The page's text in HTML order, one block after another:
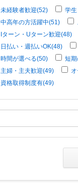
未経験者歓迎(52)
学
中高年の方活躍中(51)
Iターン・Uターン歓迎(48)
日払い・週払いOK(48)
時間が選べる(50)
短
主婦・主夫歓迎(49)
資格取得制度有(49)